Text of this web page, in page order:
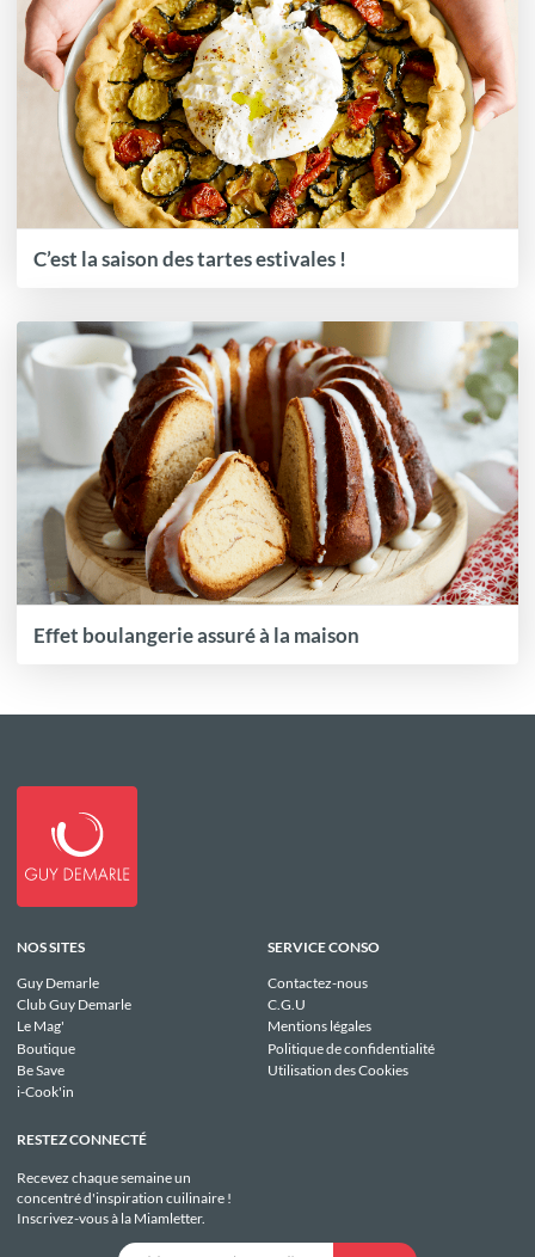
C’est la saison des tartes estivales !
Effet boulangerie assuré à la maison
NOS SITES
Guy Demarle
Club Guy Demarle
Le Mag'
Boutique
Be Save
i-Cook'in
SERVICE CONSO
Contactez-nous
C.G.U
Mentions légales
Politique de confidentialité
Utilisation des Cookies
RESTEZ CONNECTÉ
Recevez chaque semaine un
concentré d'inspiration cuilinaire !
Inscrivez-vous à la Miamletter.